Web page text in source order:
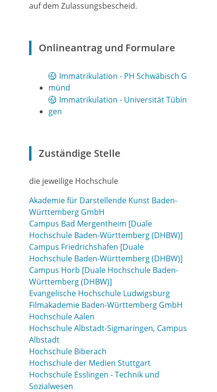
auf dem Zulassungsbescheid.
Onlineantrag und Formulare
Immatrikulation - PH Schwäbisch G
münd
Immatrikulation - Universität Tübin
gen
Zuständige Stelle
die jeweilige Hochschule
Akademie für Darstellende Kunst Baden-
Württemberg GmbH
Campus Bad Mergentheim [Duale
Hochschule Baden-Württemberg (DHBW)]
Campus Friedrichshafen [Duale
Hochschule Baden-Württemberg (DHBW)]
Campus Horb [Duale Hochschule Baden-
Württemberg (DHBW)]
Evangelische Hochschule Ludwigsburg
Filmakademie Baden-Württemberg GmbH
Hochschule Aalen
Hochschule Albstadt-Sigmaringen, Campus
Albstadt
Hochschule Biberach
Hochschule der Medien Stuttgart
Hochschule Esslingen - Technik und
Sozialwesen